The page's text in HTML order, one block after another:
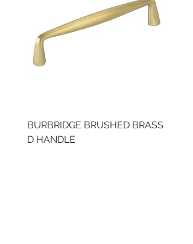
BURBRIDGE BRUSHED BRASS
D HANDLE